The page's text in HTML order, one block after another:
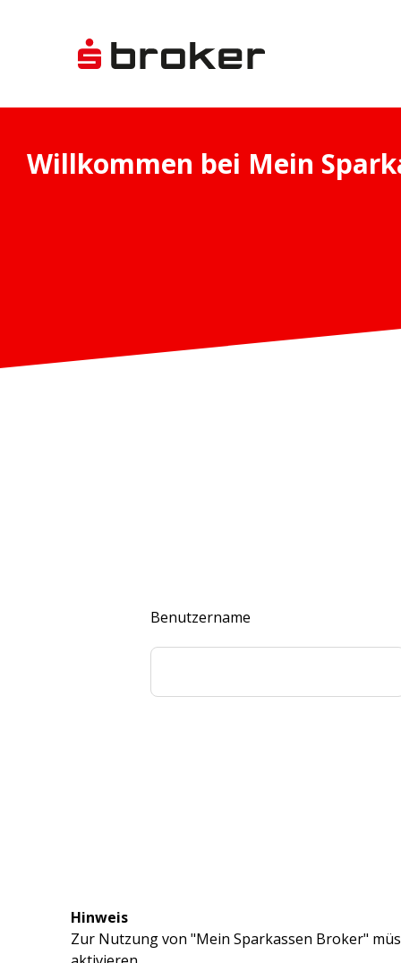
Benutzername
Hinweis
Zur Nutzung von "Mein Sparkassen Broker"